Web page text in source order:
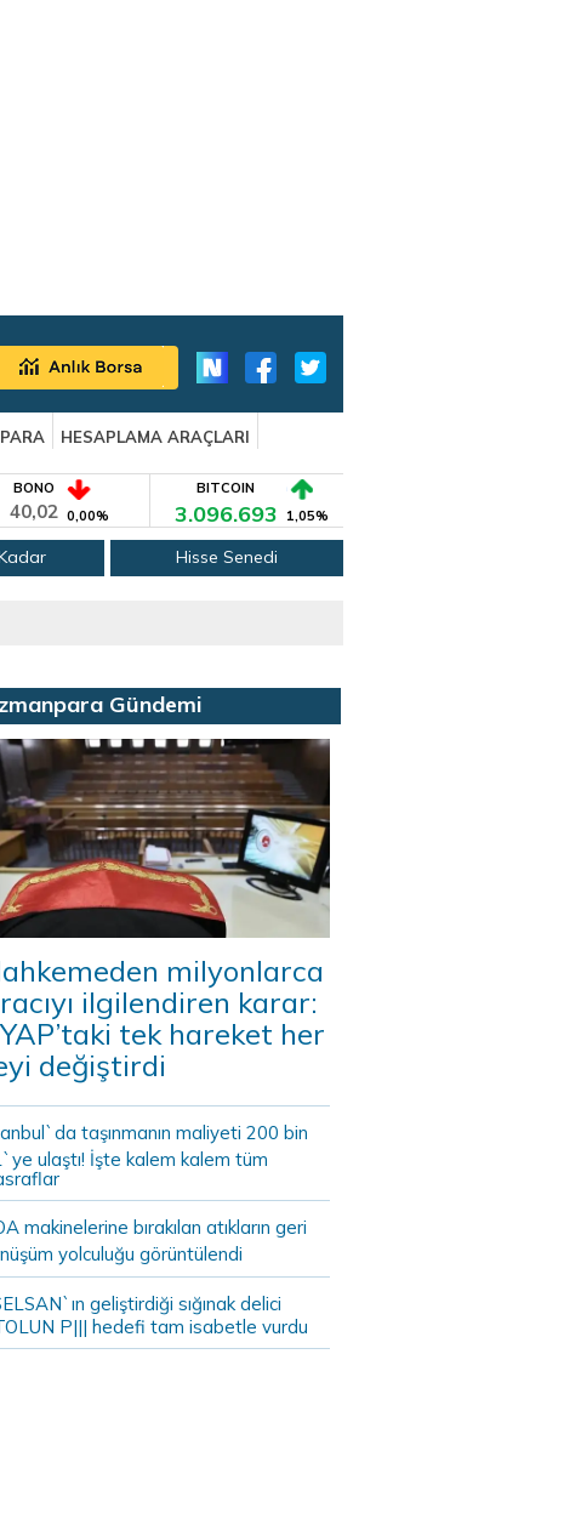
HESAPLAMA ARAÇLARI
BONO
40,02 0,00%
BITCOIN
3.096.693 1,05%
Hisse Senedi
Gündemi
milyonlarca
ilgilendiren karar:
tek hareket her
değiştirdi
taşınmanın maliyeti 200 bin
ulaştı! İşte kalem kalem tüm
makinelerine bırakılan atıkların geri
yolculuğu görüntülendi
geliştirdiği sığınak delici
P||| hedefi tam isabetle vurdu